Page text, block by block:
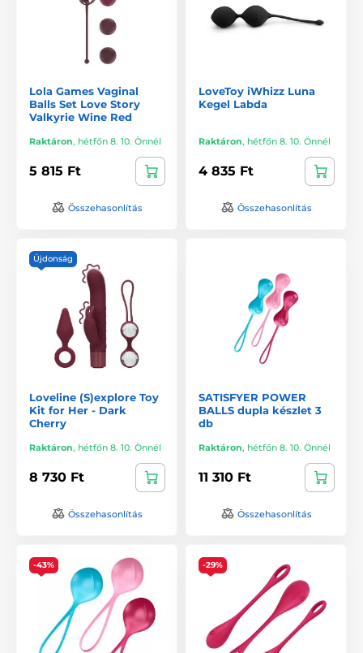
Lola Games Vaginal
Balls Set Love Story
Valkyrie Wine Red
Raktáron, hétfőn 8. 10. Önnél
5 815 Ft
Összehasonlítás
LoveToy iWhizz Luna
Kegel Labda
Raktáron, hétfőn 8. 10. Önnél
4 835 Ft
Összehasonlítás
Újdonság
Loveline (S)explore Toy
Kit for Her - Dark
Cherry
Raktáron, hétfőn 8. 10. Önnél
8 730 Ft
Összehasonlítás
SATISFYER POWER
BALLS dupla készlet 3
db
Raktáron, hétfőn 8. 10. Önnél
11 310 Ft
Összehasonlítás
-43% -29%